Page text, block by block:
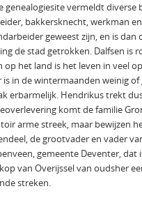
genealogiesite vermeldt
bakkersknecht, werkman
geweest zijn, en is dan
de stad getrokken. Dalfsen is
op het land is het leven in veel
is in de wintermaanden weinig of
erbarmelijk. Hendrikus trekt
komt de familie
arme streek, maar bewijzen
de grootvader en vader
gemeente Deventer, dat
van Overijssel van oudsher
streken.